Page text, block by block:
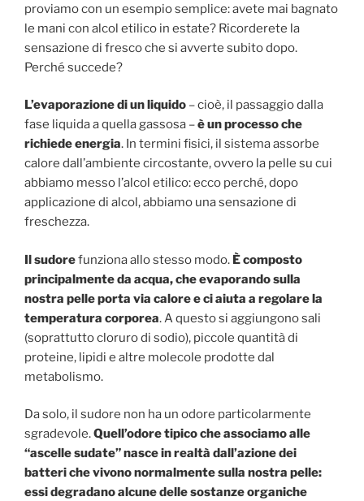
proviamo con un esempio semplice: avete mai bagnato
le mani con alcol etilico in estate? Ricorderete la
sensazione di fresco che si avverte subito dopo.
Perché succede?
L’evaporazione di un liquido – cioè, il passaggio dalla
fase liquida a quella gassosa –è un processo che
richiede energia. In termini fisici, il sistema assorbe
calore dall’ambiente circostante, ovvero la pelle su cui
abbiamo messo l’alcol etilico: ecco perché, dopo
applicazione di alcol, abbiamo una sensazione di
freschezza.
Il sudorefunziona allo stesso modo. È composto
principalmente da acqua, che evaporando sulla
nostra pelle porta via calore e ci aiuta a regolare la
temperatura corporea. A questo si aggiungono sali
(soprattutto cloruro di sodio), piccole quantità di
proteine, lipidi e altre molecole prodotte dal
metabolismo.
Da solo, il sudore non ha un odore particolarmente
sgradevole.Quell’odore tipico che associamo alle
“ascelle sudate” nasce in realtà dall’azione dei
batteri che vivono normalmente sulla nostra pelle:
essi degradano alcune delle sostanze organiche